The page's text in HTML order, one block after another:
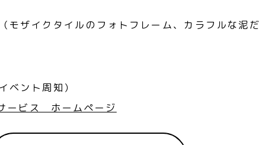
モザイクタイルのフォトフレーム、カラフルな泥
ベント周知）
ービス ホームページ